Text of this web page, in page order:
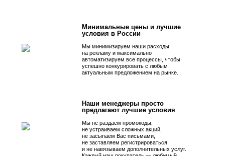
Минимальные цены и лучшие
условия в России
Мы минимизируем наши расходы
на рекламу и максимально
автоматизируем все процессы, чтобы
успешно конкурировать с любым
актуальным предложением на рынке.
Наши менеджеры просто
предлагают лучшие условия
Мы не раздаем промокоды,
не устраиваем сложных акций,
не засыпаем Вас письмами,
не заставляем регистрироваться
и не навязываем дополнительных услуг.